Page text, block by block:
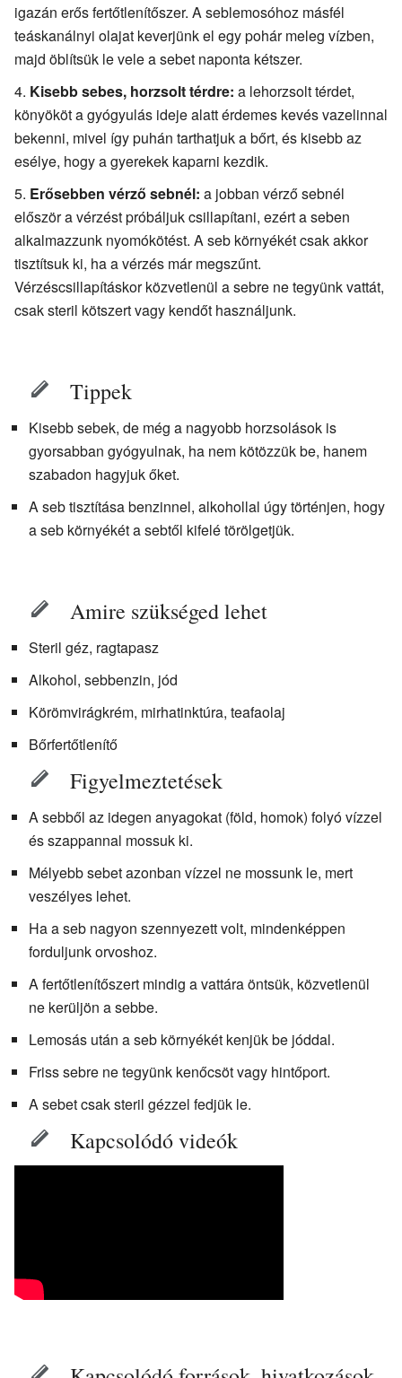
igazán erős fertőtlenítőszer. A seblemosóhoz másfél
teáskanálnyi olajat keverjünk el egy pohár meleg vízben,
majd öblítsük le vele a sebet naponta kétszer.
Kisebb sebes, horzsolt térdre: a lehorzsolt térdet,
könyököt a gyógyulás ideje alatt érdemes kevés vazelinnal
bekenni, mivel így puhán tarthatjuk a bőrt, és kisebb az
esélye, hogy a gyerekek kaparni kezdik.
Erősebben vérző sebnél: a jobban vérző sebnél
először a vérzést próbáljuk csillapítani, ezért a seben
alkalmazzunk nyomókötést. A seb környékét csak akkor
tisztítsuk ki, ha a vérzés már megszűnt.
Vérzéscsillapításkor közvetlenül a sebre ne tegyünk vattát,
csak steril kötszert vagy kendőt használjunk.
Tippek
Kisebb sebek, de még a nagyobb horzsolások is
gyorsabban gyógyulnak, ha nem kötözzük be, hanem
szabadon hagyjuk őket.
A seb tisztítása benzinnel, alkohollal úgy történjen, hogy
a seb környékét a sebtől kifelé törölgetjük.
Amire szükséged lehet
Steril géz, ragtapasz
Alkohol, sebbenzin, jód
Körömvirágkrém, mirhatinktúra, teafaolaj
Bőrfertőtlenítő
Figyelmeztetések
A sebből az idegen anyagokat (föld, homok) folyó vízzel
és szappannal mossuk ki.
Mélyebb sebet azonban vízzel ne mossunk le, mert
veszélyes lehet.
Ha a seb nagyon szennyezett volt, mindenképpen
forduljunk orvoshoz.
A fertőtlenítőszert mindig a vattára öntsük, közvetlenül
ne kerüljön a sebbe.
Lemosás után a seb környékét kenjük be jóddal.
Friss sebre ne tegyünk kenőcsöt vagy hintőport.
A sebet csak steril gézzel fedjük le.
Kapcsolódó videók